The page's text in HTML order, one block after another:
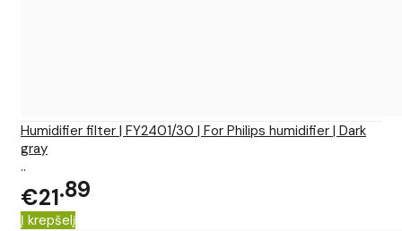
Humidifier filter | FY2401/30 | For Philips humidifier | Dark
gray
..
€21 89
Į krepšelį